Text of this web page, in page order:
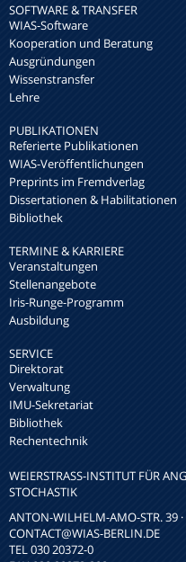
SOFTWARE & TRANSFER
WIAS-Software
Kooperation und Beratung
Ausgründungen
Wissenstransfer
Lehre
PUBLIKATIONEN
Referierte Publikationen
WIAS-Veröffentlichungen
Preprints im Fremdverlag
Dissertationen & Habilitationen
Bibliothek
TERMINE & KARRIERE
Veranstaltungen
Stellenangebote
Iris-Runge-Programm
Ausbildung
SERVICE
Direktorat
Verwaltung
IMU-Sekretariat
Bibliothek
Rechentechnik
WEIERSTRASS-INSTITUT FÜR
TOCHASTIK
ANTON-WILHELM-AMO-STR. 39
CONTACT@WIAS-BERLIN.DE
TEL 030 20372-0